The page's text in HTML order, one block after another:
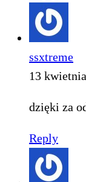
ssxtreme
13
dzięki za
Reply